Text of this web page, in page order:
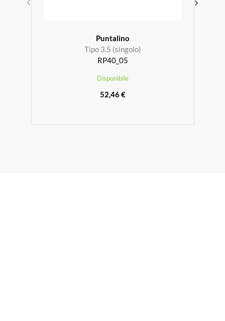
Puntalino
Tipo 3.5 (singolo)
RP40_05
Disponibile
52,46 €